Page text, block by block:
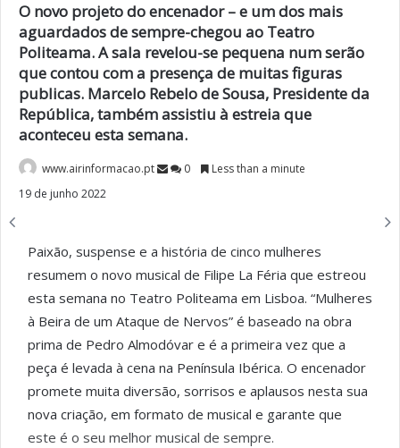
O novo projeto do encenador – e um dos mais
aguardados de sempre-chegou ao Teatro
Politeama. A sala revelou-se pequena num serão
que contou com a presença de muitas figuras
publicas. Marcelo Rebelo de Sousa, Presidente da
República, também assistiu à estreia que
aconteceu esta semana.
www.airinformacao.pt 0
Less than a minute
19 de junho 2022
Paixão, suspense e a história de cinco mulheres
resumem o novo musical de Filipe La Féria que estreou
esta semana no Teatro Politeama em Lisboa. “Mulheres
à Beira de um Ataque de Nervos” é baseado na obra
prima de Pedro Almodóvar e é a primeira vez que a
peça é levada à cena na Península Ibérica. O encenador
promete muita diversão, sorrisos e aplausos nesta sua
nova criação, em formato de musical e garante que
este é o seu melhor musical de sempre.